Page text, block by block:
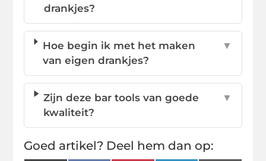
drankjes?
Hoe begin ik met het maken
van eigen drankjes?
▼
Zijn deze bar tools van goede
kwaliteit?
▼
Goed artikel? Deel hem dan op: